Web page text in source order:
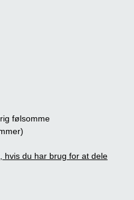
følsomme
hvis du har brug for at dele